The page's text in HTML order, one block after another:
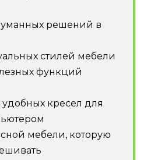
решений в
стилей мебели
функций
кресел для
мебели, которую